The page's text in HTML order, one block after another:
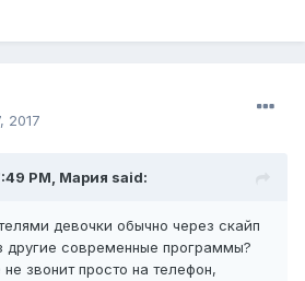
2017
PM, Мария said:
девочки обычно через скайп
другие современные программы?
звонит просто на телефон,